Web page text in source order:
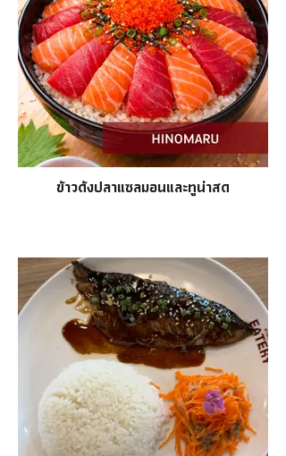
ข้าวด้งปลาแซลมอนและทูน่าสด